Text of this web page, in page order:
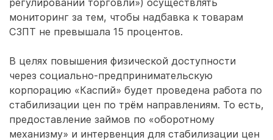
регулировании торговли») осуществлять
мониторинг за тем, чтобы надбавка к товарам
СЗПТ не превышала 15 процентов.
В целях повышения физической доступности
через социально-предпринимательскую
корпорацию «Каспий» будет проведена работа по
стабилизации цен по трём направлениям. То есть,
предоставление займов по «оборотному
механизму» и интервенция для стабилизации цен